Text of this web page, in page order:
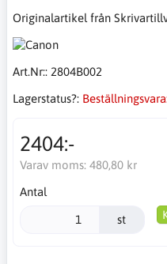
Originalartikel från
Art.Nr:: 2804B002
Lagerstatus?:
2404:-
Varav moms: 480,80 kr
Antal
st